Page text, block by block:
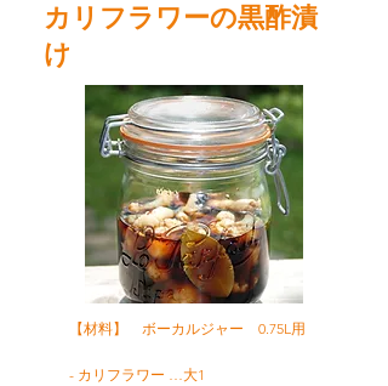
カリフラワーの黒酢漬
け
【材料】 ボーカルジャー 0.75L用
- カリフラワー …大1